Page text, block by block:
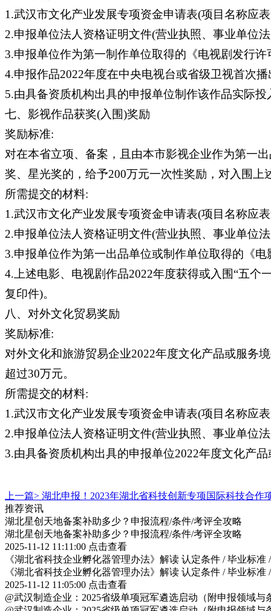
1.武汉市文化产业发展专项资金申请表(项目名称应
2.申报单位法人资格证明文件(营业执照、事业单位
3.申报单位作为第一制作单位取得的《电视剧发行
4.申报作品2022年度在中央电视台或省级卫视首次
5.由具备资质机构出具的申报单位制作该作品实际
七、影视作品获奖(入围)奖励
奖励标准:
对在本省立项、备案，且由本市影视企业作为第一
奖、星光奖的，给予200万元一次性奖励，对入围上
所需提交的材料:
1.武汉市文化产业发展专项资金申请表(项目名称应
2.申报单位法人资格证明文件(营业执照、事业单位
3.申报单位作为第一出品单位或制作单位取得的《
4.上述电影、电视剧作品2022年度获得或入围“五
复印件)。
八、对外文化贸易奖励
奖励标准:
对外文化和旅游贸易企业2022年度文化产品或服务
超过30万元。
所需提交的材料:
1.武汉市文化产业发展专项资金申请表(项目名称应
2.申报单位法人资格证明文件(营业执照、事业单位
3.由具备资质机构出具的申报单位2022年度文化产
上一篇> 湖北申报！2023年湖北省科技创新专项国际科技合作
推荐资讯
湖北星创天地备案补助多少？申报流程/条件/考评全攻略
湖北星创天地备案补助多少？申报流程/条件/考评全攻略
2025-11-12 11:11:00 点击查看
《湖北省科技企业孵化器管理办法》解读 认定条件 / 毕业标准
《湖北省科技企业孵化器管理办法》解读 认定条件 / 毕业标准
2025-11-12 11:05:00 点击查看
@武汉制造企业：2025省级单项冠军遴选启动（附申报领域与